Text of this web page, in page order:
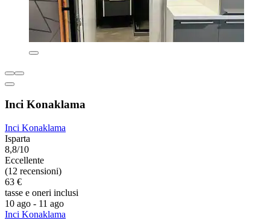
Inci Konaklama
Inci Konaklama
Isparta
8,8/10
Eccellente
(12 recensioni)
63 €
tasse e oneri inclusi
10 ago - 11 ago
Inci Konaklama